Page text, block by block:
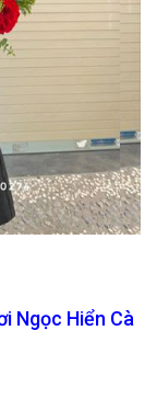
Ngọc Hiển Cà